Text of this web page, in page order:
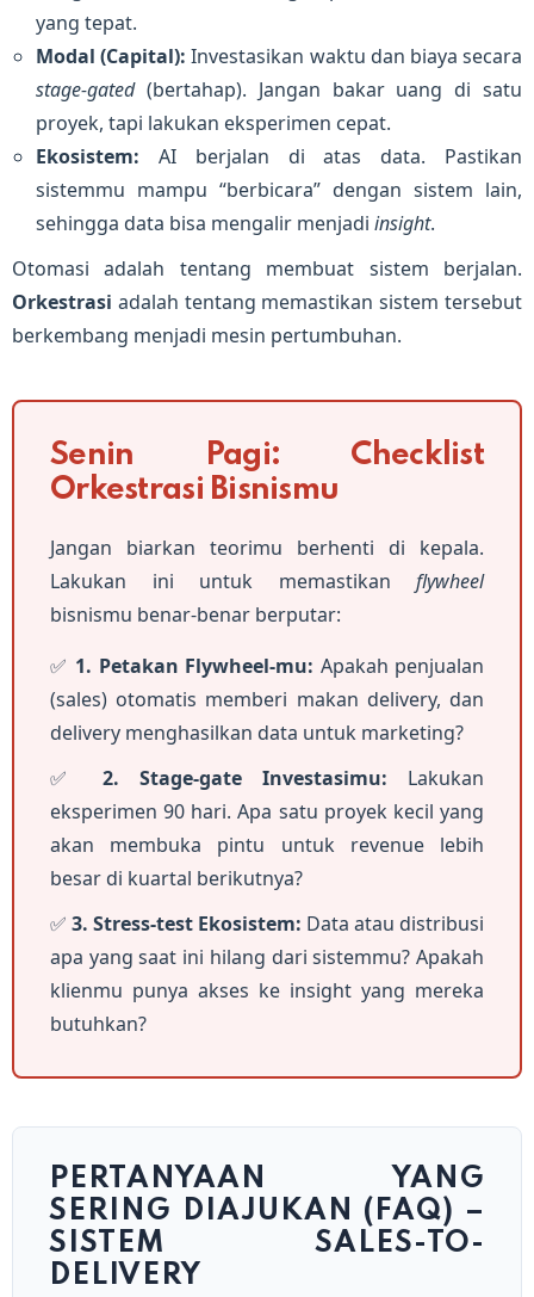
yang tepat.
Modal (Capital): Investasikan waktu dan biaya secara
stage-gated(bertahap). Jangan bakar uang di satu
proyek, tapi lakukan eksperimen cepat.
Ekosistem: AI berjalan di atas data. Pastikan
sistemmu mampu “berbicara” dengan sistem lain,
sehingga data bisa mengalir menjadi insight.
Otomasi adalah tentang membuat sistem berjalan.
Orkestrasi adalah tentang memastikan sistem tersebut
berkembang menjadi mesin pertumbuhan.
Senin Pagi: Checklist
Orkestrasi Bisnismu
Jangan biarkan teorimu berhenti di kepala.
Lakukan ini untuk memastikan flywheel
bisnismu benar-benar berputar:
✅ 1. Petakan Flywheel-mu: Apakah penjualan
(sales) otomatis memberi makan delivery, dan
delivery menghasilkan data untuk marketing?
✅ 2. Stage-gate Investasimu: Lakukan
eksperimen 90 hari. Apa satu proyek kecil yang
akan membuka pintu untuk revenue lebih
besar di kuartal berikutnya?
✅ 3. Stress-test Ekosistem: Data atau distribusi
apa yang saat ini hilang dari sistemmu? Apakah
klienmu punya akses ke insight yang mereka
butuhkan?
PERTANYAAN YANG
SERING DIAJUKAN (FAQ) –
SISTEM SALES-TO-
DELIVERY